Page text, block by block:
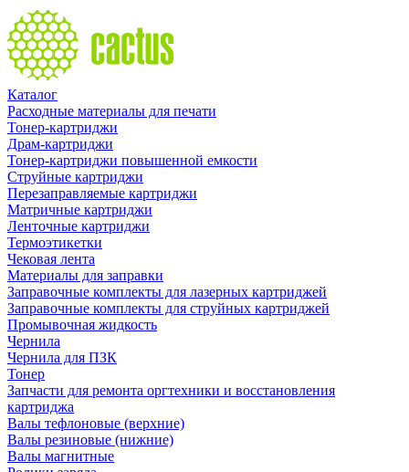
Каталог
Расходные материалы для печати
Тонер-картриджи
Драм-картриджи
Тонер-картриджи повышенной емкости
Струйные картриджи
Перезаправляемые картриджи
Матричные картриджи
Ленточные картриджи
Термоэтикетки
Чековая лента
Материалы для заправки
Заправочные комплекты для лазерных картриджей
Заправочные комплекты для струйных картриджей
Промывочная жидкость
Чернила
Чернила для ПЗК
Тонер
Запчасти для ремонта оргтехники и восстановления
картриджа
Валы тефлоновые (верхние)
Валы резиновые (нижние)
Валы магнитные